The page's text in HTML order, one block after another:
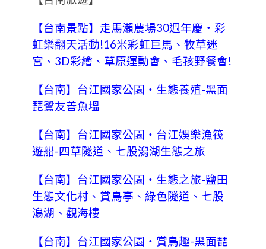
【台南景點】走馬瀨農場30週年慶‧彩
虹樂翻天活動!16米彩虹巨馬、牧草迷
宮、3D彩繪、草原運動會、毛孩野餐會!
【台南】台江國家公園‧生態養殖-黑面
琵鷺友善魚塭
【台南】台江國家公園‧台江娛樂漁筏
遊船-四草隧道、七股潟湖生態之旅
【台南】台江國家公園‧生態之旅-鹽田
生態文化村、賞鳥亭、綠色隧道、七股
潟湖、觀海樓
【台南】台江國家公園‧賞鳥趣-黑面琵